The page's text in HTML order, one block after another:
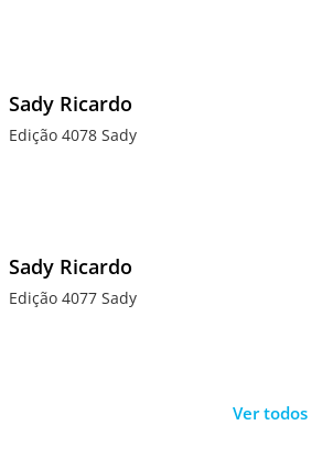
Sady Ricardo
Edição 4078 Sady
Sady Ricardo
Edição 4077 Sady
Ver todos